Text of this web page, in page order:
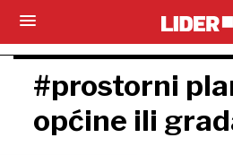
#prostorni
općine ili